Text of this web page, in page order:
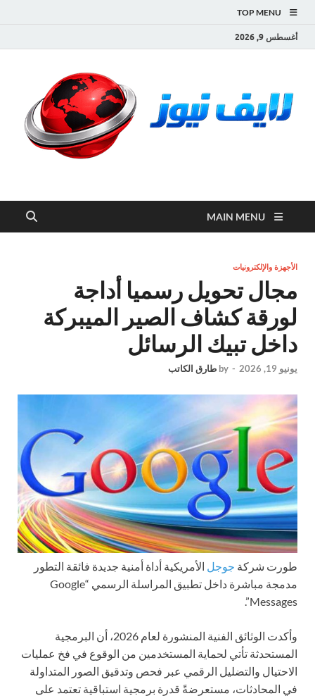
TOP MENU
أغسطس 9, 2026
لايف نيوز
MAIN MENU
الأجهزة والإلكترونيات
مجال تحويل رسميا أداجة
لورقة كشاف الصير الميبركة
داخل تبيك الرسائل
يونيو 19, 2026 -
by طارق الكاتب
طورت شركة جوجل الأمريكية أداة أمنية جديدة فائقة التطور
مدمجة مباشرة داخل تطبيق المراسلة الرسمي “Google
Messages”.
وأكدت الوثائق الفنية المنشورة لعام 2026، أن البرمجية
المستحدثة تأتي لحماية المستخدمين من الوقوع في فخ عمليات
الاحتيال والتضليل الرقمي عبر فحص وتدقيق الصور المتداولة
في المحادثات، مستعرضةً قدرة برمجية استباقية تعتمد على